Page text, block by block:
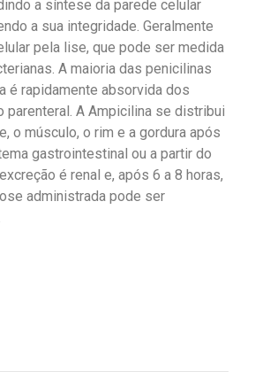
a síntese da parede celular
a sua integridade. Geralmente
pela lise, que pode ser medida
A maioria das penicilinas
é rapidamente absorvida dos
parenteral. A Ampicilina se distribui
o músculo, o rim e a gordura após
gastrointestinal ou a partir do
é renal e, após 6 a 8 horas,
administrada pode ser